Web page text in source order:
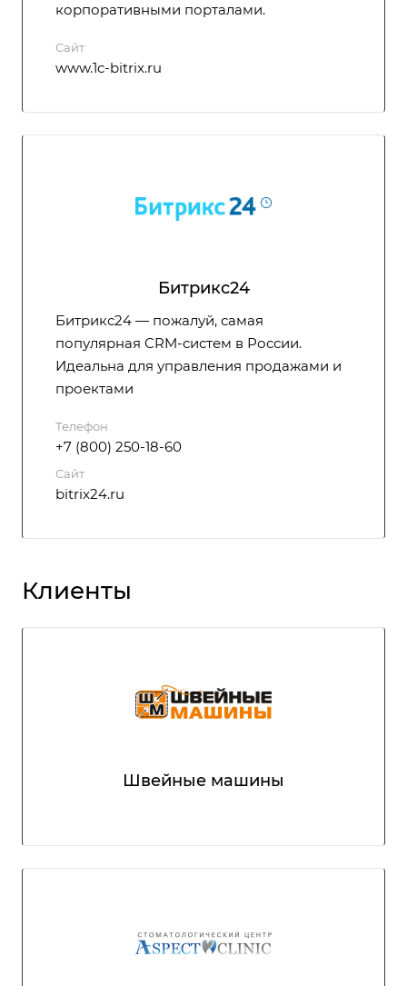
корпоративными порталами.
Сайт
www.1c-bitrix.ru
Битрикс24
Битрикс24 — пожалуй, самая
популярная CRM-систем в России.
Идеальна для управления продажами и
проектами
Телефон
+7 (800) 250-18-60
Сайт
bitrix24.ru
Клиенты
Швейные машины